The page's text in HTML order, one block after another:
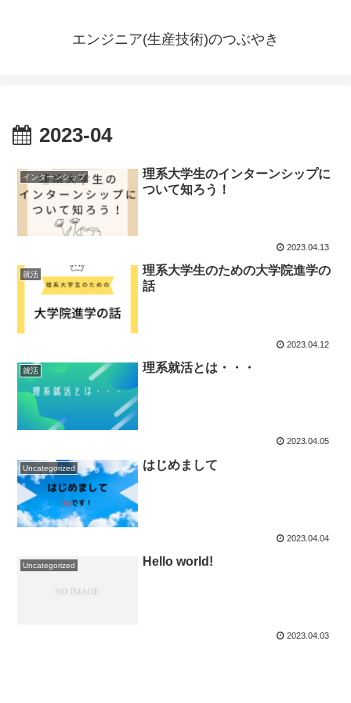
エンジニア(生産技術)のつぶやき
2023-04
インターンシップ
理系大学生のインターンシップに
ついて知ろう！
2023.04.13
就活
理系大学生のための大学院進学の
話
2023.04.12
就活 理系就活とは・・・
2023.04.05
Uncategorized はじめまして
2023.04.04
Uncategorized Hello world!
2023.04.03